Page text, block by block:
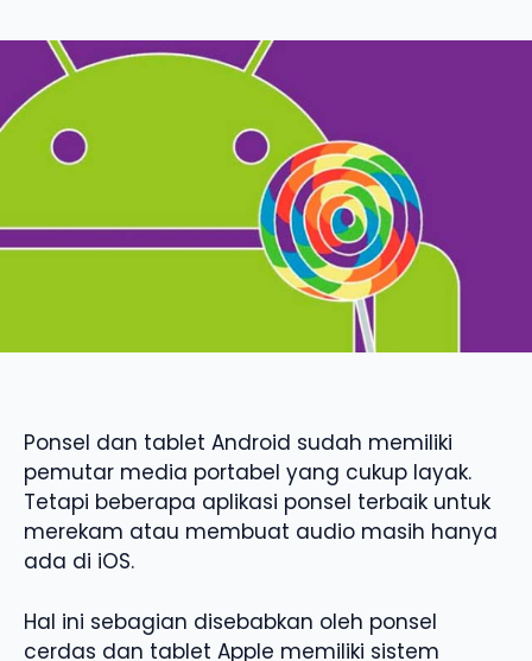
Ponsel dan tablet Android sudah memiliki
pemutar media portabel yang cukup layak.
Tetapi beberapa aplikasi ponsel terbaik untuk
merekam atau membuat audio masih hanya
ada di iOS.
Hal ini sebagian disebabkan oleh ponsel
cerdas dan tablet Apple memiliki sistem